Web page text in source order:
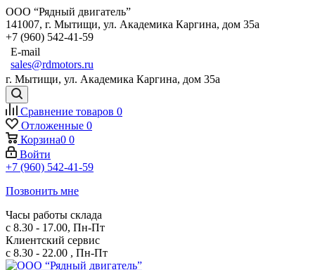
ООО “Рядный двигатель”
141007, г. Мытищи, ул. Академика Каргина, дом 35а
+7 (960) 542-41-59
E-mail
sales@rdmotors.ru
г. Мытищи, ул. Академика Каргина, дом 35а
Сравнение товаров 0
Отложенные 0
Корзина0 0
Войти
+7 (960) 542-41-59
Позвонить мне
Часы работы склада
с 8.30 - 17.00, Пн-Пт
Клиентский сервис
с 8.30 - 22.00 , Пн-Пт